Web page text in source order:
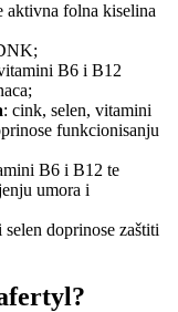
folna kiselina
B6 i B12
: cink, selen, vitamini
funkcionisanju
B6 i B12 te
umora i
selen doprinose zaštiti